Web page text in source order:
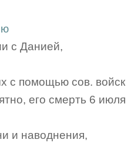
с Данией,
с помощью сов. войск
его смерть 6 июля
и наводнения,